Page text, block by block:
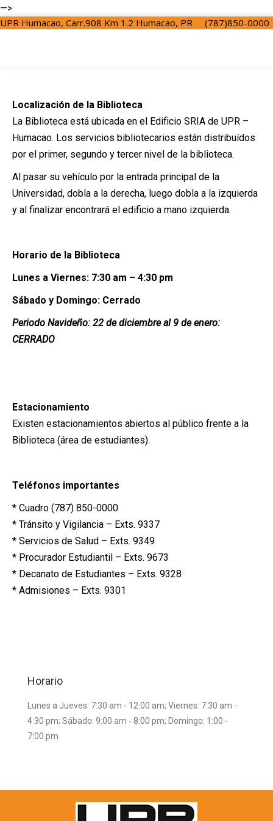
—>
UPR Humacao, Carr.908 Km 1.2 Humacao, PR (787)850-0000
Localización de la Biblioteca
La Biblioteca está ubicada en el Edificio SRIA de UPR –
Humacao. Los servicios bibliotecarios están distribuídos
por el primer, segundo y tercer nivel de la biblioteca.
Al pasar su vehículo por la entrada principal de la
Universidad, dobla a la derecha, luego dobla a la izquierda
y al finalizar encontrará el edificio a mano izquierda.
Horario de la Biblioteca
Lunes a Viernes: 7:30 am – 4:30 pm
Sábado y Domingo: Cerrado
Periodo Navideño: 22 de diciembre al 9 de enero:
CERRADO
Estacionamiento
Existen estacionamientos abiertos al público frente a la
Biblioteca (área de estudiantes).
Teléfonos importantes
* Cuadro (787) 850-0000
* Tránsito y Vigilancia – Exts. 9337
* Servicios de Salud – Exts. 9349
* Procurador Estudiantil – Exts. 9673
* Decanato de Estudiantes – Exts. 9328
* Admisiones – Exts. 9301
Horario
Lunes a Jueves: 7:30 am - 12:00 am; Viernes: 7:30 am -
4:30 pm; Sábado: 9:00 am - 8:00 pm; Domingo: 1:00 -
7:00 pm